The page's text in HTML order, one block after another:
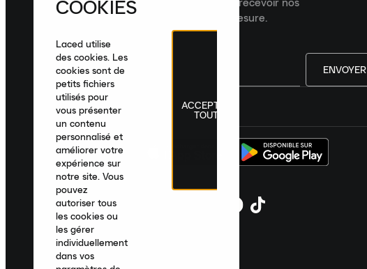
recommandations de produits sur mesure.
ENVOYER
France|Français
COOKIES
Laced utilise
des cookies. Les
cookies sont de
petits fichiers
utilisés pour
vous présenter
un contenu
personnalisé et
améliorer votre
expérience sur
notre site. Vous
pouvez
autoriser tous
les cookies ou
les gérer
individuellement
dans vos
ACCEPTER
TOUT